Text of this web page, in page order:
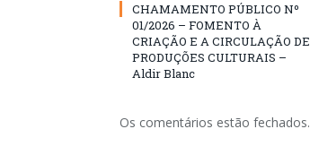
CHAMAMENTO PÚBLICO Nº
01/2026 – FOMENTO À
CRIAÇÃO E A CIRCULAÇÃO DE
PRODUÇÕES CULTURAIS –
Aldir Blanc
Os comentários estão fechados.